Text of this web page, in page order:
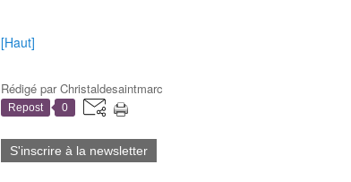
[Haut]
Rédigé parChristaldesaintmarc
Repost 0
S'inscrire à la newsletter